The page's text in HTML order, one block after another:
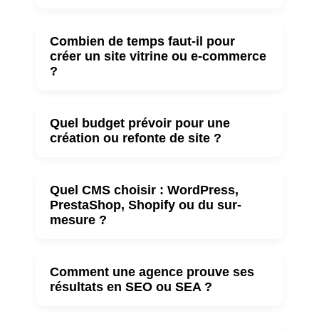
Combien de temps faut-il pour
créer un site vitrine ou e-commerce
?
Quel budget prévoir pour une
création ou refonte de site ?
Quel CMS choisir : WordPress,
PrestaShop, Shopify ou du sur-
mesure ?
Comment une agence prouve ses
résultats en SEO ou SEA ?